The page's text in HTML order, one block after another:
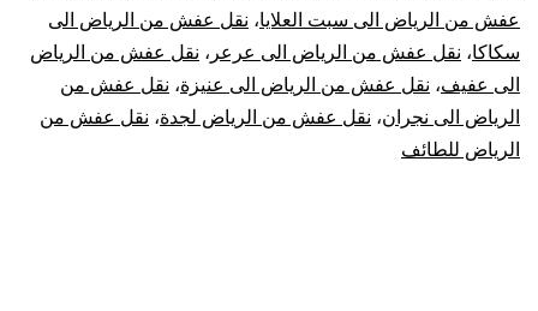
عفش من الرياض الى سبت العلايا، نقل عفش من الرياض الى
سكاكا، نقل عفش من الرياض الى عرعر ، نقل عفش من الرياض
الى عفيف، نقل عفش من الرياض الى عنيزة، نقل عفش من
الرياض الى نجران، نقل عفش من الرياض لجدة، نقل عفش من
الرياض للطائف